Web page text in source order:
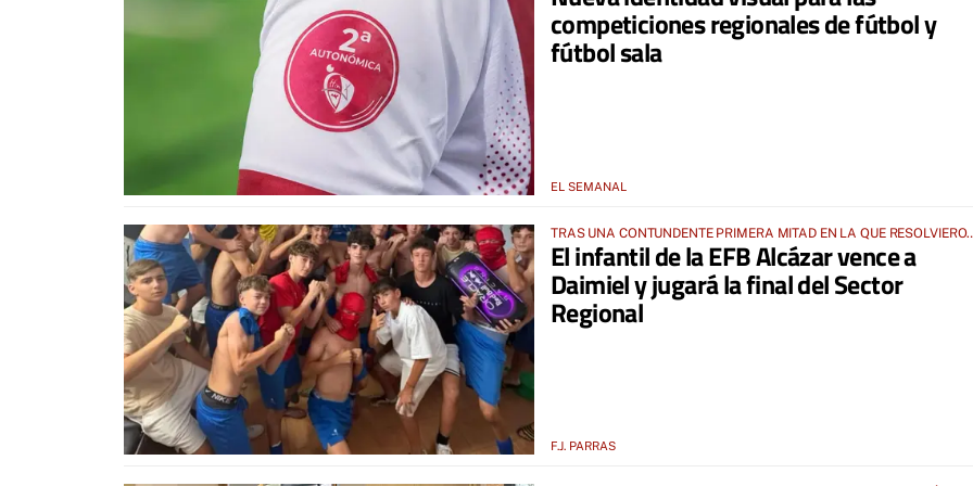
competiciones regionales de fútbol y
fútbol sala
EL SEMANAL
TRAS UNA CONTUNDENTE PRIMERA MITAD EN LA QUE
EL ENCUENTRO
El infantil de la EFB Alcázar vence a
Daimiel y jugará la final del Sector
Regional
F.J. PARRAS